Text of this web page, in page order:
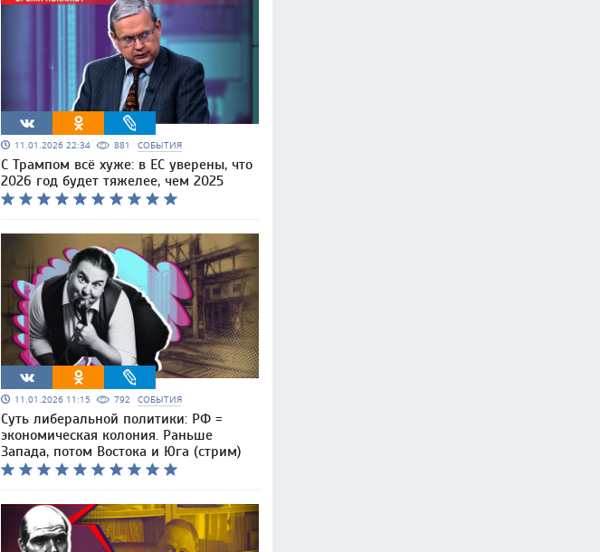
11.01.2026 22:34 881 СОБЫТИЯ
С Трампом всё хуже: в ЕС уверены, что
2026 год будет тяжелее, чем 2025
11.01.2026 11:15 792 СОБЫТИЯ
Суть либеральной политики: РФ =
экономическая колония. Раньше
Запада, потом Востока и Юга (стрим)